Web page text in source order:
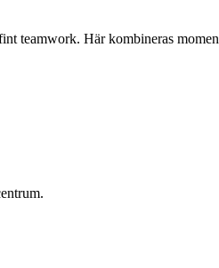
teamwork. Här kombineras